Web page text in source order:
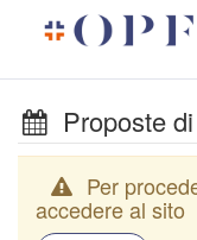
Proposte
Per
accedere al sito